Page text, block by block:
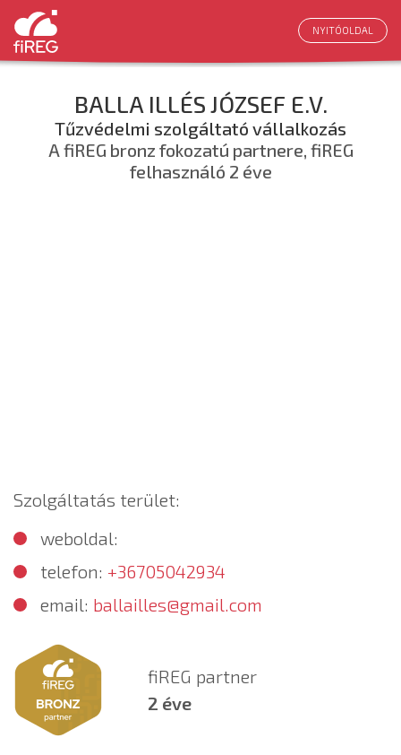
NYITÓOLDAL
BALLA ILLÉS JÓZSEF E.V.
Tűzvédelmi szolgáltató vállalkozás
A fiREG bronz fokozatú partnere, fiREG
felhasználó 2 éve
Szolgáltatás terület:
weboldal:
telefon: +36705042934
email: ballailles@gmail.com
fiREG partner
2 éve